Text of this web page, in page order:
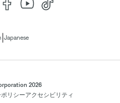
Japanese
2026
リシーアクセシビリティ